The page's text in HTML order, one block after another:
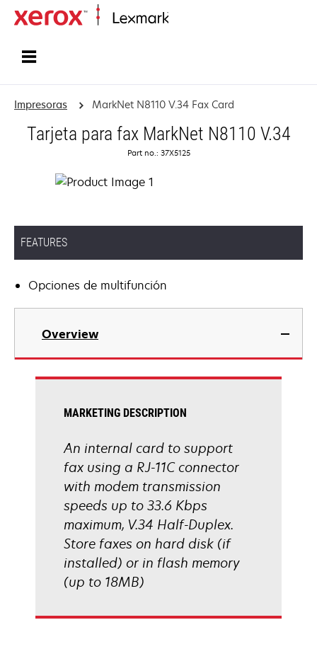
Impresoras MarkNet N8110 V.34 Fax Card
Tarjeta para fax MarkNet N8110 V.34
Part no.: 37X5125
FEATURES
Opciones de multifunción
Overview
MARKETING DESCRIPTION
An internal card to support
fax using a RJ-11C connector
with modem transmission
speeds up to 33.6 Kbps
maximum, V.34 Half-Duplex.
Store faxes on hard disk (if
installed) or in flash memory
(up to 18MB)